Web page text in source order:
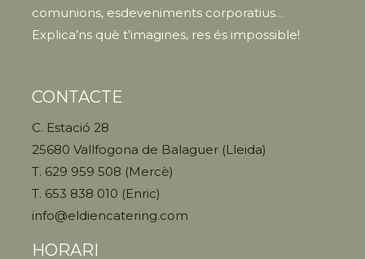
comunions, esdeveniments corporatius…
Explica’ns què t’imagines, res és impossible!
CONTACTE
C. Estació 28
25680 Vallfogona de Balaguer (Lleida)
T. 629 959 508 (Mercè)
T. 653 838 010 (Enric)
info@eldiencatering.com
HORARI